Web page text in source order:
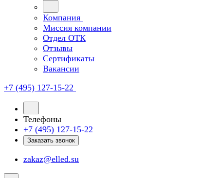
Компания
Миссия компании
Отдел ОТК
Отзывы
Сертификаты
Вакансии
+7 (495) 127-15-22
Телефоны
+7 (495) 127-15-22
Заказать звонок
zakaz@elled.su